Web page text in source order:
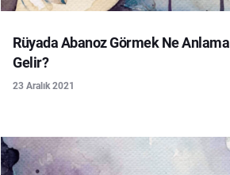
Rüyada Abanoz Görmek Ne Anlama
Gelir?
23 Aralık 2021